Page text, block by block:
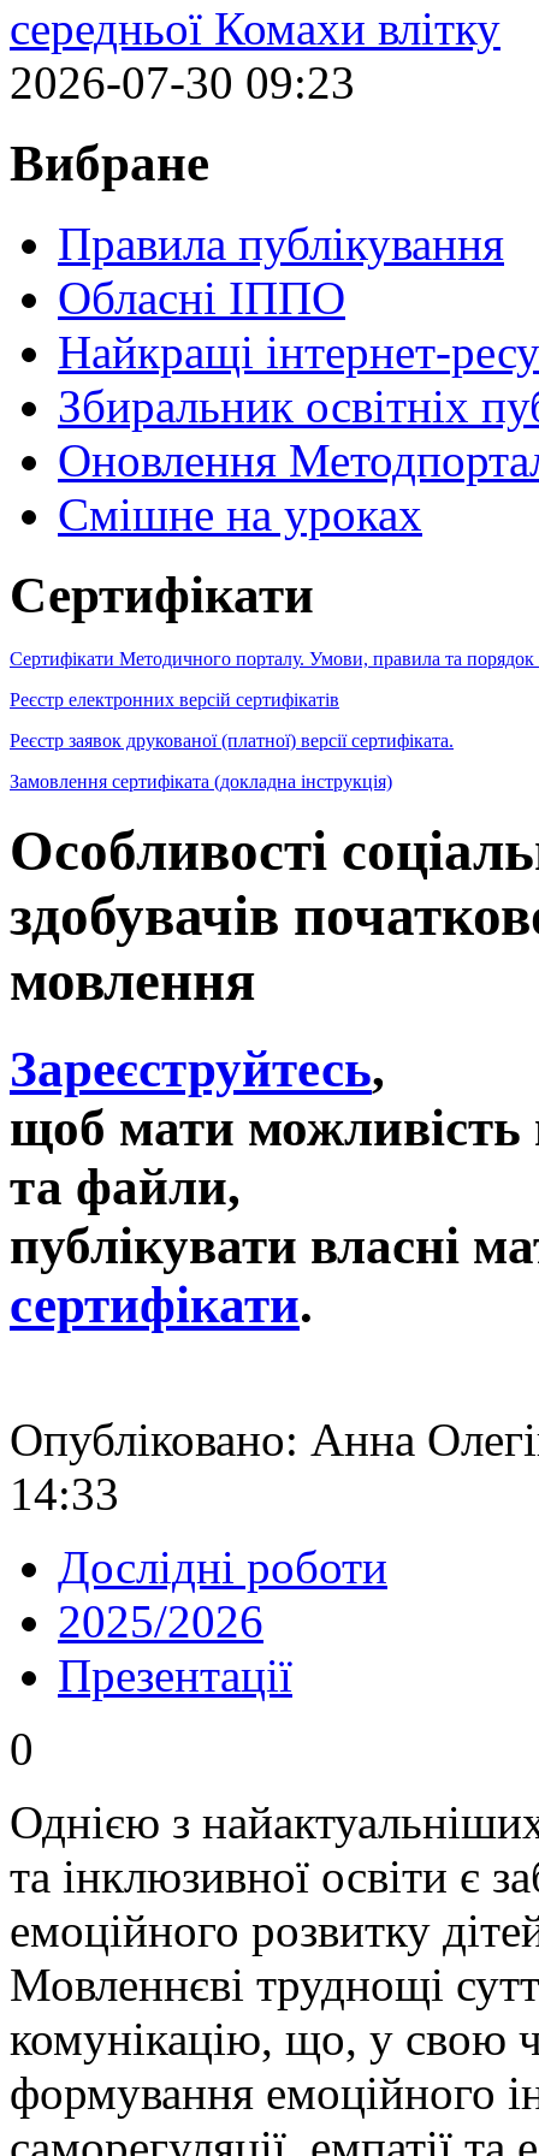
середньої Комахи влітку
2026-07-30 09:23
Вибране
Правила публікування
Обласні ІППО
Найкращі інтернет-
Збиральник освітніх
Оновлення
Cмішне на уроках
Сертифікати
Сертифікати Методичного порталу. Умови, правила та порядок
Реєстр електронних версій сертифікатів
Реєстр заявок друкованої (платної) версії сертифіката.
Замовлення сертифіката (докладна інструкція)
Особливості
здобувачів
мовлення
Зареєструйтесь,
щоб мати можливість
та файли,
публікувати власні
сертифікати.
Опубліковано: Анна
14:33
Дослідні роботи
2025/2026
Презентації
0
Однією з
та інклюзивної освіти є
емоційного розвитку
Мовленнєві труднощі
комунікацію, що, у свою
формування емоційного